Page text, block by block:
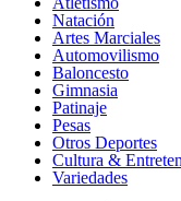
Natación
Artes Marciales
Automovilismo
Baloncesto
Gimnasia
Patinaje
Pesas
Otros Deportes
Cultura &
Variedades